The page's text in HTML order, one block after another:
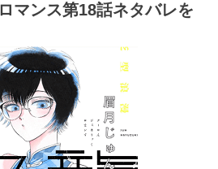
マンス第18話ネタバレを